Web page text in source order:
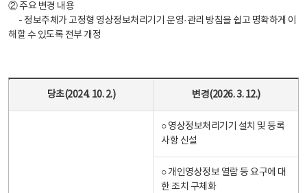
② 주요 변경 내용
- 정보주체가 고정형 영상정보처리기기 운영·관리 방침을 쉽고 명확하게 이
해할 수 있도록 전부 개정
당초(2024. 10. 2.) 변경(2026. 3. 12.)
○ 영상정보처리기기 설치 및 등록
사항 신설
○ 개인영상정보 열람 등 요구에 대
한 조치 구체화